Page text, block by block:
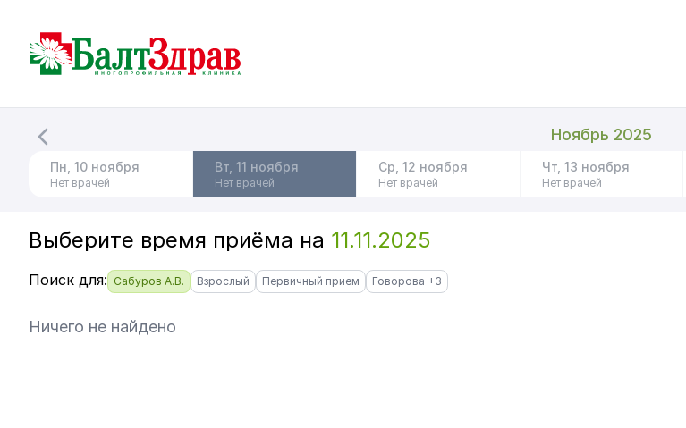
Ноябрь 2025
Пн, 10 ноября
Нет врачей
Вт, 11 ноября
Нет врачей
Ср, 12 ноября
Нет врачей
Чт, 13 ноября
Нет врачей
Выберите время приёма на 11.11.2025
Поиск для: Сабуров А.В. Взрослый Первичный прием Говорова +3
Ничего не найдено